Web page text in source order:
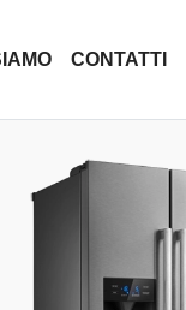
CONTATTI